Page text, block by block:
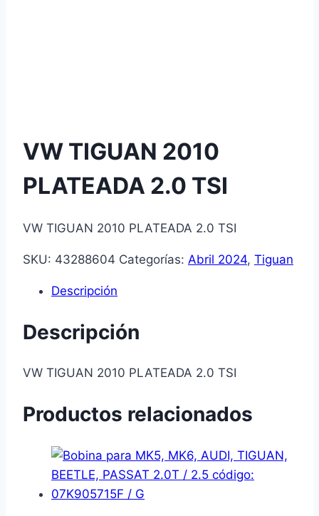
VW TIGUAN 2010
PLATEADA 2.0 TSI
VW TIGUAN 2010 PLATEADA 2.0 TSI
SKU: 43288604 Categorías: Abril 2024, Tiguan
Descripción
Descripción
VW TIGUAN 2010 PLATEADA 2.0 TSI
Productos relacionados